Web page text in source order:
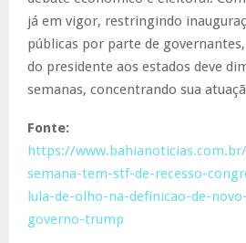
já em vigor, restringindo
públicas por parte de
do presidente aos estados deve
semanas, concentrando sua
Fonte:
https://
semana-tem-stf-de-recesso-
lula-de-olho-na-definicao-de-
governo-trump